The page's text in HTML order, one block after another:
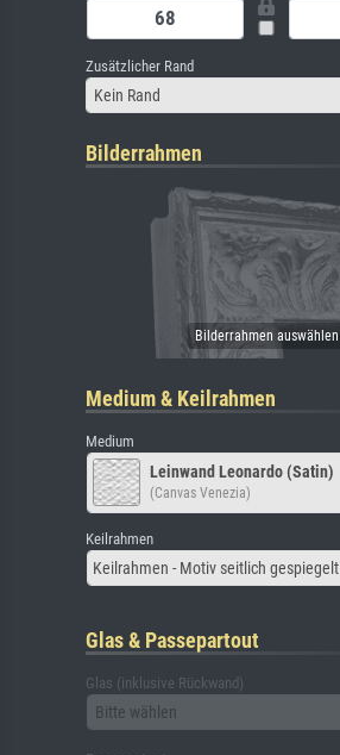
Zusätzlicher Rand
Kein Rand
Bilderrahmen
Medium & Keilrahmen
Medium
Leinwand Leonardo (Satin)
(Canvas Venezia)
Keilrahmen
Keilrahmen - Motiv seitlich gespiegelt
Glas & Passepartout
Glas (inklusive Rückwand)
Bitte wählen